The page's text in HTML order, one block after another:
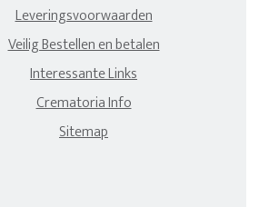
Leveringsvoorwaarden
Veilig Bestellen en betalen
Interessante Links
Crematoria Info
Sitemap